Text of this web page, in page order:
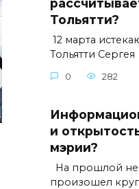
Тольятти?
12 марта
Тольятти Сергея
0 282
и
мэрии?
На прошлой
произошел